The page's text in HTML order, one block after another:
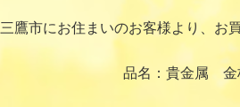
三鷹市にお住まいのお客様より、お
品名：貴金属